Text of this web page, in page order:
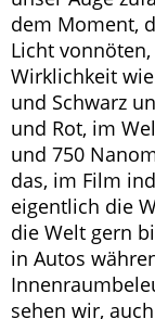
dem Moment,
Licht
Wirklichkeit
und Schwarz
und Rot, im
und 750
das, im Film
eigentlich die
die Welt gern
in Autos
sehen wir,